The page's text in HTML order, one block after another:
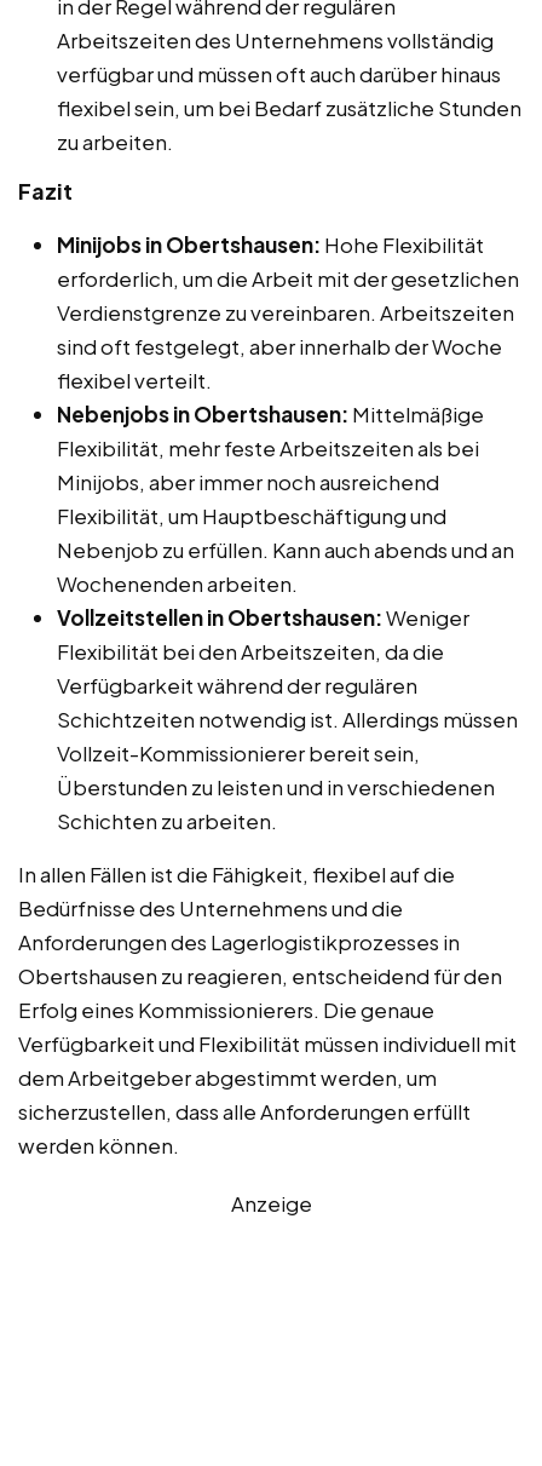
in der Regel während der regulären
Arbeitszeiten des Unternehmens vollständig
verfügbar und müssen oft auch darüber hinaus
flexibel sein, um bei Bedarf zusätzliche Stunden
zu arbeiten.
Fazit
Minijobs in Obertshausen: Hohe Flexibilität
erforderlich, um die Arbeit mit der gesetzlichen
Verdienstgrenze zu vereinbaren. Arbeitszeiten
sind oft festgelegt, aber innerhalb der Woche
flexibel verteilt.
Nebenjobs in Obertshausen: Mittelmäßige
Flexibilität, mehr feste Arbeitszeiten als bei
Minijobs, aber immer noch ausreichend
Flexibilität, um Hauptbeschäftigung und
Nebenjob zu erfüllen. Kann auch abends und an
Wochenenden arbeiten.
Vollzeitstellen in Obertshausen:Weniger
Flexibilität bei den Arbeitszeiten, da die
Verfügbarkeit während der regulären
Schichtzeiten notwendig ist. Allerdings müssen
Vollzeit-Kommissionierer bereit sein,
Überstunden zu leisten und in verschiedenen
Schichten zu arbeiten.
In allen Fällen ist die Fähigkeit, flexibel auf die
Bedürfnisse des Unternehmens und die
Anforderungen des Lagerlogistikprozesses in
Obertshausen zu reagieren, entscheidend für den
Erfolg eines Kommissionierers. Die genaue
Verfügbarkeit und Flexibilität müssen individuell mit
dem Arbeitgeber abgestimmt werden, um
sicherzustellen, dass alle Anforderungen erfüllt
werden können.
Anzeige